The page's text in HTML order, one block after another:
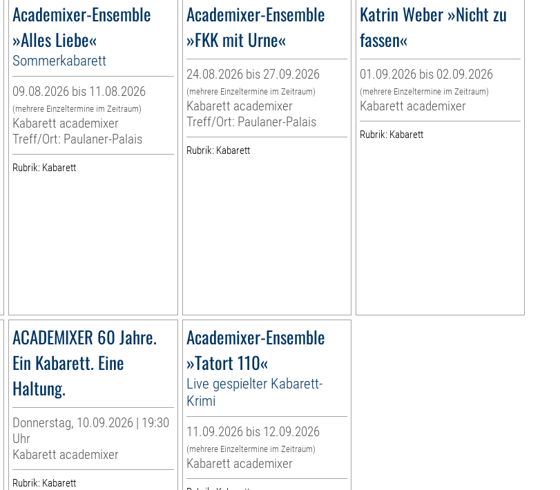
Academixer-Ensemble
»Alles Liebe«
Sommerkabarett
09.08.2026 bis 11.08.2026
(mehrere Einzeltermine im Zeitraum)
Kabarett academixer
Treff/Ort: Paulaner-Palais
Rubrik: Kabarett
Academixer-Ensemble
»FKK mit Urne«
24.08.2026 bis 27.09.2026
(mehrere Einzeltermine im Zeitraum)
Kabarett academixer
Treff/Ort: Paulaner-Palais
Rubrik: Kabarett
Katrin Weber »Nicht zu
fassen«
01.09.2026 bis 02.09.2026
(mehrere Einzeltermine im Zeitraum)
Kabarett academixer
Rubrik: Kabarett
ACADEMIXER 60 Jahre.
Ein Kabarett. Eine
Haltung.
Donnerstag, 10.09.2026 | 19:30
Uhr
Kabarett academixer
Rubrik: Kabarett
Academixer-Ensemble
»Tatort 110«
Live gespielter Kabarett-
Krimi
11.09.2026 bis 12.09.2026
(mehrere Einzeltermine im Zeitraum)
Kabarett academixer